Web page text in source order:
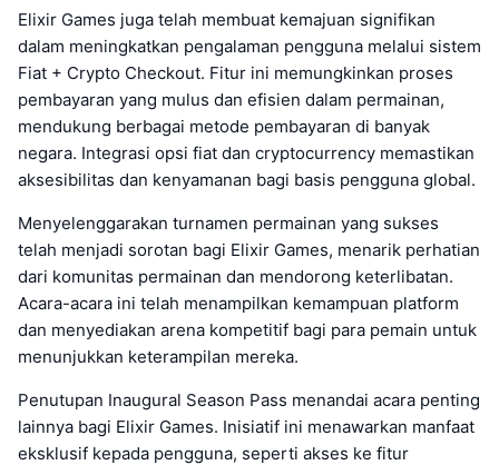
Elixir Games juga telah membuat kemajuan signifikan
dalam meningkatkan pengalaman pengguna melalui sistem
Fiat + Crypto Checkout. Fitur ini memungkinkan proses
pembayaran yang mulus dan efisien dalam permainan,
mendukung berbagai metode pembayaran di banyak
negara. Integrasi opsi fiat dan cryptocurrency memastikan
aksesibilitas dan kenyamanan bagi basis pengguna global.
Menyelenggarakan turnamen permainan yang sukses
telah menjadi sorotan bagi Elixir Games, menarik perhatian
dari komunitas permainan dan mendorong keterlibatan.
Acara-acara ini telah menampilkan kemampuan platform
dan menyediakan arena kompetitif bagi para pemain untuk
menunjukkan keterampilan mereka.
Penutupan Inaugural Season Pass menandai acara penting
lainnya bagi Elixir Games. Inisiatif ini menawarkan manfaat
eksklusif kepada pengguna, seperti akses ke fitur